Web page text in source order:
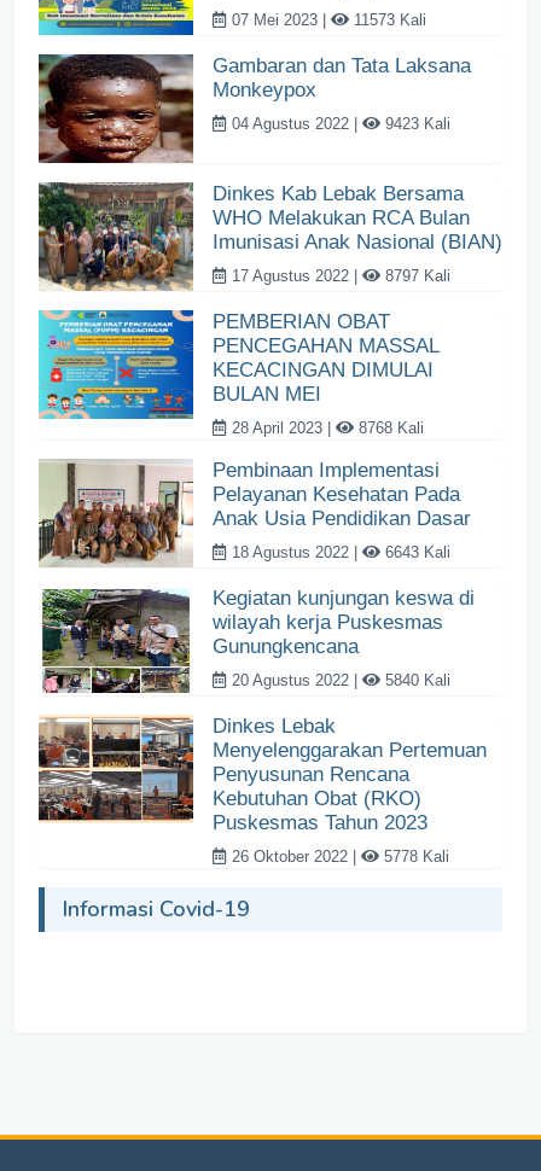
07 Mei 2023 | 11573 Kali
Gambaran dan Tata Laksana
Monkeypox
04 Agustus 2022 | 9423 Kali
Dinkes Kab Lebak Bersama
WHO Melakukan RCA Bulan
Imunisasi Anak Nasional (BIAN)
17 Agustus 2022 | 8797 Kali
PEMBERIAN OBAT
PENCEGAHAN MASSAL
KECACINGAN DIMULAI
BULAN MEI
28 April 2023 | 8768 Kali
Pembinaan Implementasi
Pelayanan Kesehatan Pada
Anak Usia Pendidikan Dasar
18 Agustus 2022 | 6643 Kali
Kegiatan kunjungan keswa di
wilayah kerja Puskesmas
Gunungkencana
20 Agustus 2022 | 5840 Kali
Dinkes Lebak
Menyelenggarakan Pertemuan
Penyusunan Rencana
Kebutuhan Obat (RKO)
Puskesmas Tahun 2023
26 Oktober 2022 | 5778 Kali
Informasi Covid-19